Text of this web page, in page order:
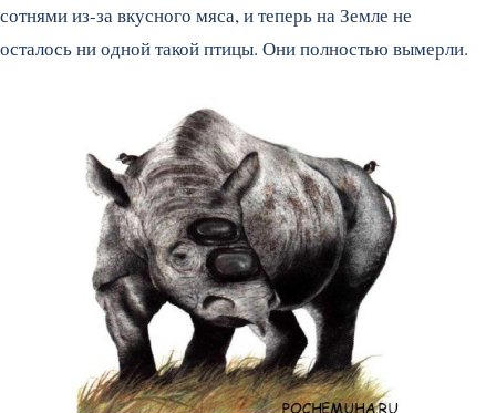
сотнями из-за вкусного мяса, и теперь на Земле не
осталось ни одной такой птицы. Они полностью вымерли.